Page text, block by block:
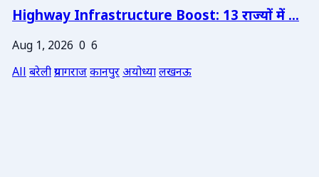
Highway Infrastructure Boost: 13 राज्यों में ...
Aug 1, 2026 0 6
Allबरेलीप्रयागराजकानपुरअयोध्यालखनऊ